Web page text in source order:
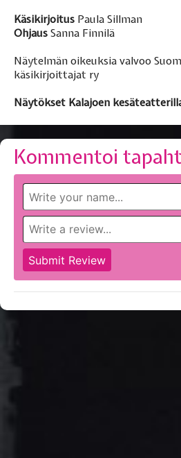
Käsikirjoitus Paula Sillman
Ohjaus Sanna Finnilä
Näytelmän oikeuksia valvoo
käsikirjoittajat ry
Näytökset Kalajoen
Kommentoi